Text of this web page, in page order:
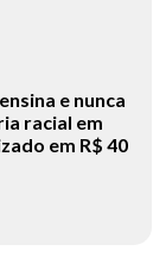
e nunca
racial em
em R$ 40